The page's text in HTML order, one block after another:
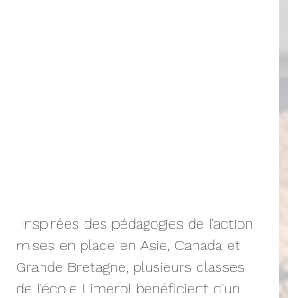
mises en place en Asie, Canada et
Grande Bretagne, plusieurs classes
de l’école Limerol bénéficient d’un